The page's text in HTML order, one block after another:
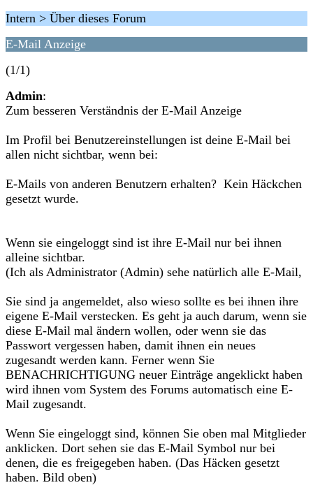
Intern > Über dieses Forum
E-Mail Anzeige
(1/1)
Admin:
Zum besseren Verständnis der E-Mail Anzeige
Im Profil bei Benutzereinstellungen ist deine E-Mail bei
allen nicht sichtbar, wenn bei:
E-Mails von anderen Benutzern erhalten? Kein Häckchen
gesetzt wurde.
Wenn sie eingeloggt sind ist ihre E-Mail nur bei ihnen
alleine sichtbar.
(Ich als Administrator (Admin) sehe natürlich alle E-Mail,
Sie sind ja angemeldet, also wieso sollte es bei ihnen ihre
eigene E-Mail verstecken. Es geht ja auch darum, wenn sie
diese E-Mail mal ändern wollen, oder wenn sie das
Passwort vergessen haben, damit ihnen ein neues
zugesandt werden kann. Ferner wenn Sie
BENACHRICHTIGUNG neuer Einträge angeklickt haben
wird ihnen vom System des Forums automatisch eine E-
Mail zugesandt.
Wenn Sie eingeloggt sind, können Sie oben mal Mitglieder
anklicken. Dort sehen sie das E-Mail Symbol nur bei
denen, die es freigegeben haben. (Das Häcken gesetzt
haben. Bild oben)